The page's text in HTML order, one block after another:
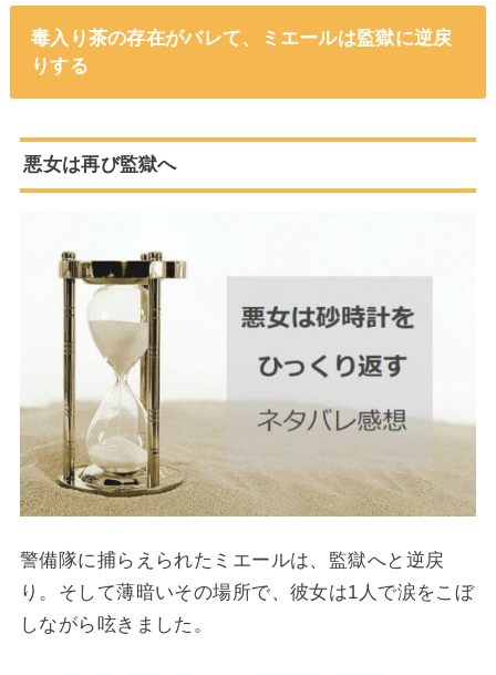
毒入り茶の存在がバレて、ミエールは監獄に逆戻
りする
悪女は再び監獄へ
警備隊に捕らえられたミエールは、監獄へと逆戻
り。そして薄暗いその場所で、彼女は1人で涙をこぼ
しながら呟きました。